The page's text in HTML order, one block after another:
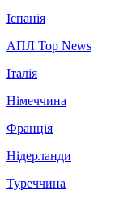
Іспанія
АПЛ Top News
Італія
Німеччина
Франція
Нідерланди
Туреччина